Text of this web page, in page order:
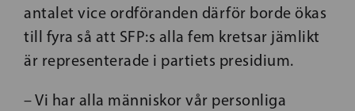
antalet vice ordföranden därför borde ökas
till fyra så att SFP:s alla fem kretsar jämlikt
är representerade i partiets presidium.
– Vi har alla människor vår personliga